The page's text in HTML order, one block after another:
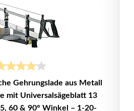
Gehrungslade aus Metall
mit Universalsägeblatt 13
60 & 90° Winkel – 1-20-